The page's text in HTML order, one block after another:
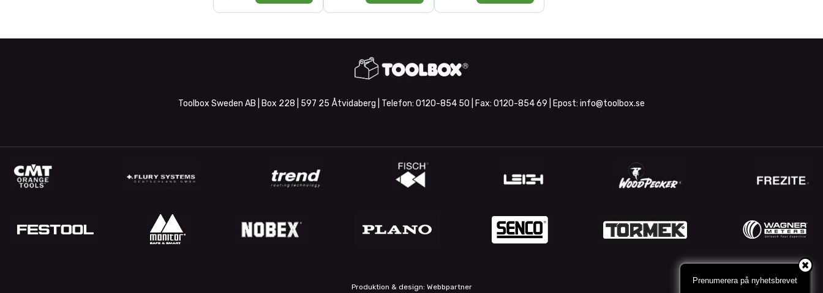
Toolbox Sweden AB | Box 228 | 597 25 Åtvidaberg | Telefon: 0120-854 50 | Fax: 0120-854 69 | Epost: info@toolbox.se
Produktion & design: Webbpartner
Prenumerera på nyhetsbrevet